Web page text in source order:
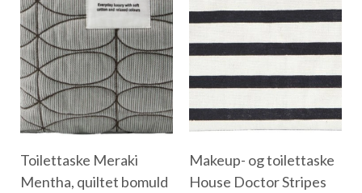
Toilettaske Meraki
Mentha, quiltet bomuld
Makeup- og toilettaske
House Doctor Stripes